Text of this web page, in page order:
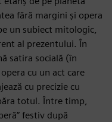
fără margini și opera
un subiect mitologic,
al prezentului. În
satira socială (în
cu un act care
cu precizie cu
totul. Între timp,
festiv după